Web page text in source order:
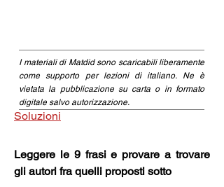
I materiali di Matdid sono scaricabili liberamente
come supporto per lezioni di italiano. Ne è
vietata la pubblicazione su carta o in formato
digitale salvo autorizzazione.
Soluzioni
Leggere le 9 frasi e provare a trovare
gli autori fra quelli proposti sotto